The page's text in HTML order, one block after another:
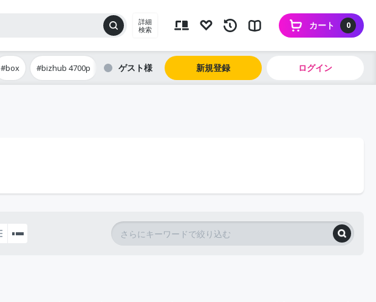
詳細
検索
0
カート
#box #bizhub 4700p ゲスト 新規登録 ログイン